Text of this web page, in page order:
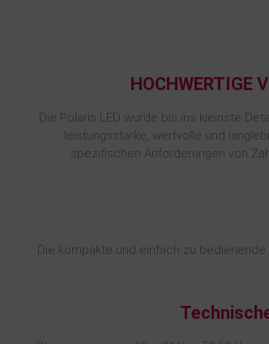
HOCHWERTIGE
Die Polaris LED wurde bis ins kleinste
leistungsstarke, wertvolle und
spezifischen Anforderungen von
Die kompakte und einfach zu